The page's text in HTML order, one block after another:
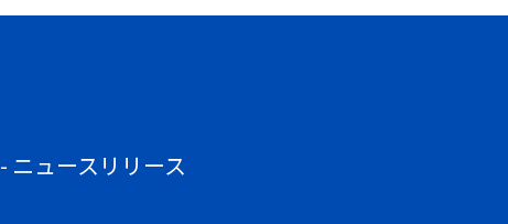
- ニュースリリース